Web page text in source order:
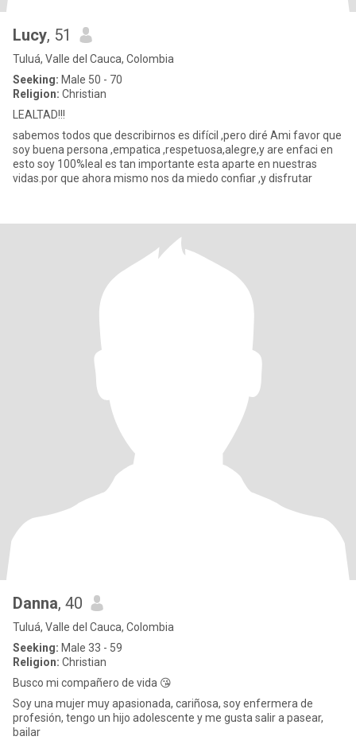
Lucy, 51
Tuluá, Valle del Cauca, Colombia
Seeking: Male 50 - 70
Religion: Christian
LEALTAD!!!
sabemos todos que describirnos es difícil ,pero diré Ami favor que
soy buena persona ,empatica ,respetuosa,alegre,y are enfaci en
esto soy 100%leal es tan importante esta aparte en nuestras
vidas.por que ahora mismo nos da miedo confiar ,y disfrutar
Danna, 40
Tuluá, Valle del Cauca, Colombia
Seeking: Male 33 - 59
Religion: Christian
Busco mi compañero de vida 😘
Soy una mujer muy apasionada, cariñosa, soy enfermera de
profesión, tengo un hijo adolescente y me gusta salir a pasear,
bailar